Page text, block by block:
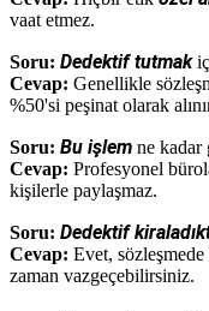
vaat etmez.
Soru: Dedektif tutmak
Cevap: Genellikle
%50'si peşinat olarak
Soru: Bu işlem ne kadar
Cevap: Profesyonel
kişilerle paylaşmaz.
Soru: Dedektif
Cevap: Evet,
zaman vazgeçebilirsiniz.